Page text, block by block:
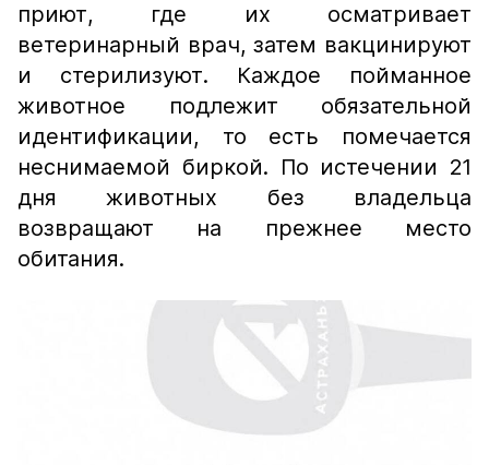
приют, где их осматривает
ветеринарный врач, затем вакцинируют
и стерилизуют. Каждое пойманное
животное подлежит обязательной
идентификации, то есть помечается
неснимаемой биркой. По истечении 21
дня животных без владельца
возвращают на прежнее место
обитания.